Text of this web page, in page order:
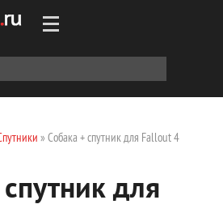
» Собака + спутник для Fallout 4
для